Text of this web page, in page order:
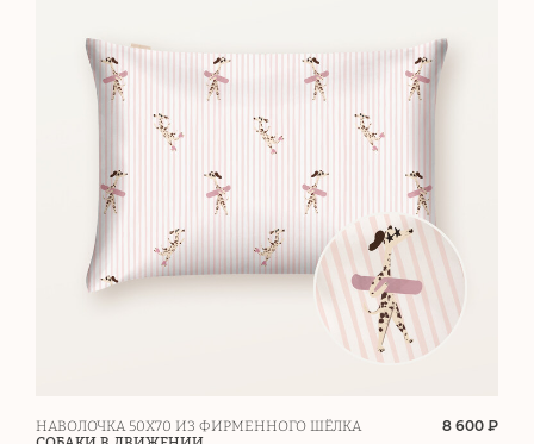
НАВОЛОЧКА 50Х70 ИЗ ФИРМЕННОГО ШЁЛКА
8 600 ₽